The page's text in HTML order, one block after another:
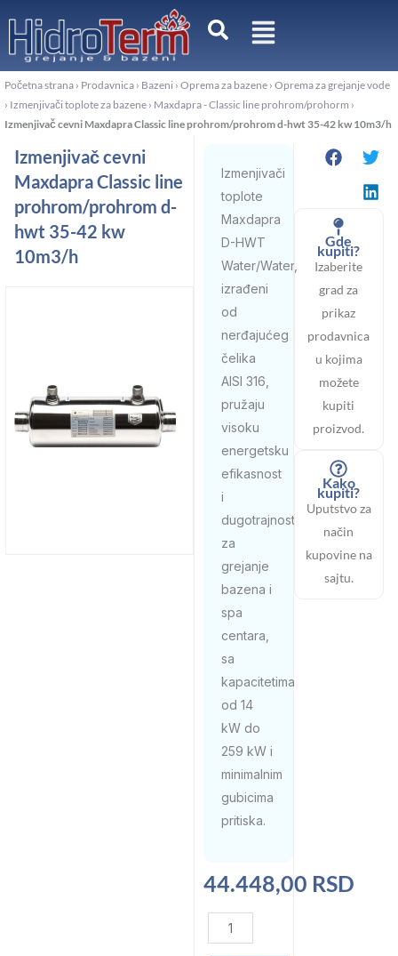
sadržaj
Početna strana › Prodavnica › Bazeni › Oprema za bazene › Oprema za grejanje vode
› Izmenjivači toplote za bazene › Maxdapra - Classic line prohrom/prohorm ›
Izmenjivač cevni Maxdapra Classic line prohrom/prohrom d-hwt 35-42 kw 10m3/h
Izmenjivač cevni
Maxdapra Classic line
prohrom/prohrom d-
hwt 35-42 kw
10m3/h
Izmenjivači
toplote
Maxdapra
D-HWT
Water/Water,
izrađeni
od
nerđajućeg
čelika
AISI 316,
pružaju
visoku
energetsku
efikasnost
i
dugotrajnost
za
grejanje
bazena i
spa
centara,
sa
kapacitetima
od 14
kW do
259 kW i
minimalnim
gubicima
pritiska.
44.448,00 RSD
Izmenjivač
cevni
Gde
kupiti?
Izaberite
grad za
prikaz
prodavnica
u kojima
možete
kupiti
proizvod.
Kako
kupiti?
Uputstvo za
način
kupovine na
sajtu.